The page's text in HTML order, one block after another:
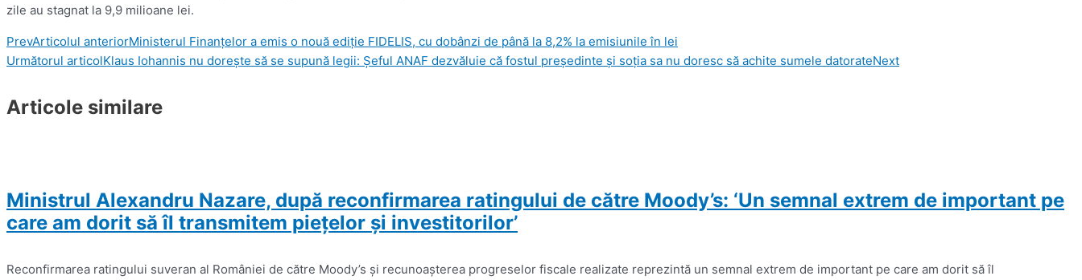
zile au stagnat la 9,9 milioane lei.
PrevArticolul anteriorMinisterul Finanţelor a emis o nouă ediţie FIDELIS, cu dobânzi de până la 8,2% la emisiunile în lei
Următorul articolKlaus Iohannis nu dorește să se supună legii: Șeful ANAF dezvăluie că fostul președinte și soția sa nu doresc să achite sumele datorateNext
Articole similare
Ministrul Alexandru Nazare, după reconfirmarea ratingului de către Moody’s: ‘Un semnal extrem de important pe
care am dorit să îl transmitem pieţelor şi investitorilor’
Reconfirmarea ratingului suveran al României de către Moody’s şi recunoaşterea progreselor fiscale realizate reprezintă un semnal extrem de important pe care am dorit să îl